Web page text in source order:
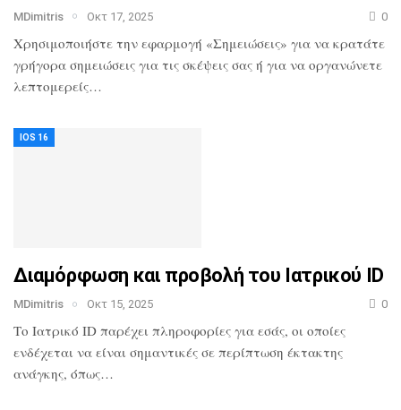
MDimitris Οκτ 17, 2025 0
Χρησιμοποιήστε την εφαρμογή «Σημειώσεις» για να κρατάτε
γρήγορα σημειώσεις για τις σκέψεις σας ή για να οργανώνετε
λεπτομερείς…
IOS 16
Διαμόρφωση και προβολή του Ιατρικού ID
MDimitris Οκτ 15, 2025 0
Το Ιατρικό ID παρέχει πληροφορίες για εσάς, οι οποίες
ενδέχεται να είναι σημαντικές σε περίπτωση έκτακτης
ανάγκης, όπως…